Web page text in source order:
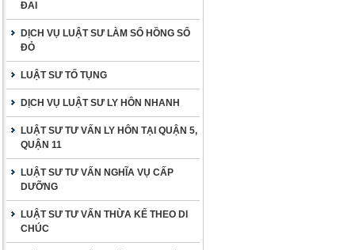
ĐAI
DỊCH VỤ LUẬT SƯ LÀM SỔ HỒNG SỔ
ĐỎ
LUẬT SƯ TỐ TỤNG
DỊCH VỤ LUẬT SƯ LY HÔN NHANH
LUẬT SƯ TƯ VẤN LY HÔN TẠI QUẬN 5,
QUẬN 11
LUẬT SƯ TƯ VẤN NGHĨA VỤ CẤP
DƯỠNG
LUẬT SƯ TƯ VẤN THỪA KẾ THEO DI
CHÚC